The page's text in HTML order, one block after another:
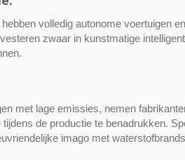
volledig autonome voertuigen
zwaar in kunstmatige
met lage emissies, nemen
de productie te benadrukken.
imago met